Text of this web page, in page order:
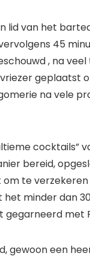
lid van het
45
, na
geplaatst
na vele
cocktails”
bereid,
te
minder dan
met
gewoon een